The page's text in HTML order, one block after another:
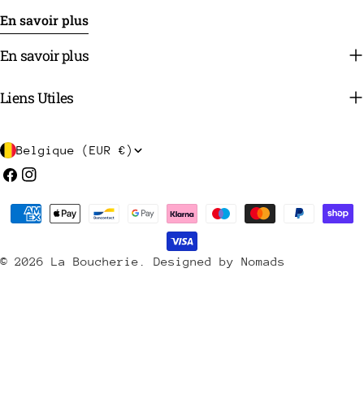
En savoir plus
En savoir plus
Liens Utiles
P
a
/
Belgique (EUR €)
Facebook
Instagram
© 2026 La Boucherie Designed by Nomads
Méthodes
payement